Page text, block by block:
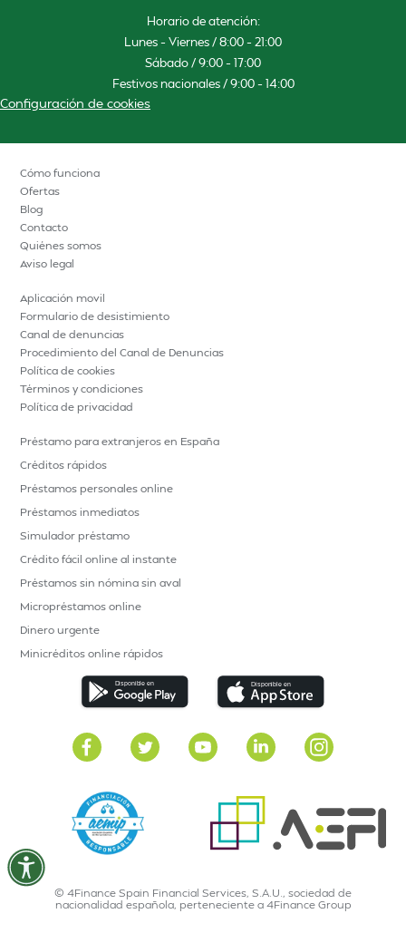
Horario de atención:
Lunes – Viernes / 8:00 – 21:00
Sábado / 9:00 – 17:00
Festivos nacionales / 9:00 – 14:00
Configuración de cookies
Cómo funciona
Ofertas
Blog
Contacto
Quiénes somos
Aviso legal
Aplicación movil
Formulario de desistimiento
Canal de denuncias
Procedimiento del Canal de Denuncias
Política de cookies
Términos y condiciones
Política de privacidad
Préstamo para extranjeros en España
Créditos rápidos
Préstamos personales online
Préstamos inmediatos
Simulador préstamo
Crédito fácil online al instante
Préstamos sin nómina sin aval
Micropréstamos online
Dinero urgente
Minicréditos online rápidos
© 4Finance Spain Financial Services, S.A.U., sociedad de
nacionalidad española, perteneciente a 4Finance Group